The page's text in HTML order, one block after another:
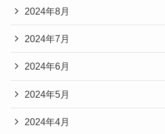
2024年8月
2024年7月
2024年6月
2024年5月
2024年4月